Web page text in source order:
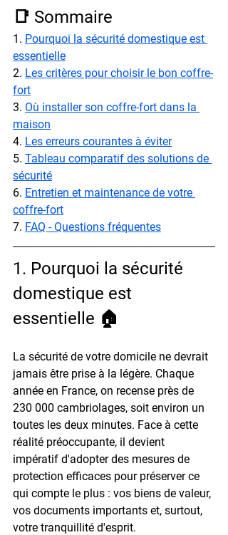
📑 Sommaire
1. Pourquoi la sécurité domestique est
essentielle
2. Les critères pour choisir le bon coffre-
fort
3. Où installer son coffre-fort dans la
maison
4. Les erreurs courantes à éviter
5. Tableau comparatif des solutions de
sécurité
6. Entretien et maintenance de votre
coffre-fort
7. FAQ - Questions fréquentes
1. Pourquoi la sécurité
domestique est
essentielle 🏠
La sécurité de votre domicile ne devrait
jamais être prise à la légère. Chaque
année en France, on recense près de
230 000 cambriolages, soit environ un
toutes les deux minutes. Face à cette
réalité préoccupante, il devient
impératif d'adopter des mesures de
protection efficaces pour préserver ce
qui compte le plus : vos biens de valeur,
vos documents importants et, surtout,
votre tranquillité d'esprit.